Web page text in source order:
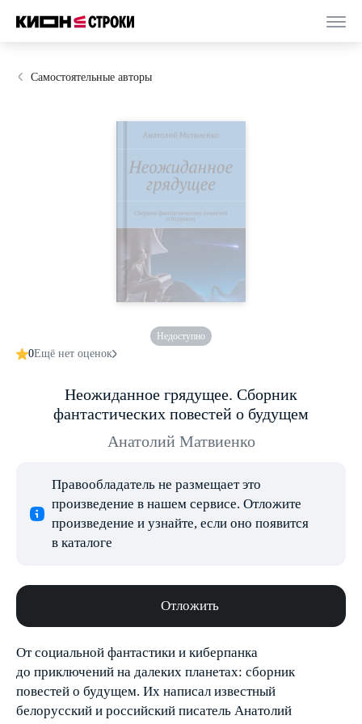
Самостоятельные авторы
Недоступно
0Ещё нет оценок
Неожиданное грядущее. Сборник
фантастических повестей о будущем
Анатолий Матвиенко
Правообладатель не размещает это
произведение в нашем сервисе. Отложите
произведение и узнайте, если оно появится
в каталоге
Отложить
От социальной фантастики и киберпанка
до приключений на далеких планетах: сборник
повестей о будущем. Их написал известный
белорусский и российский писатель Анатолий